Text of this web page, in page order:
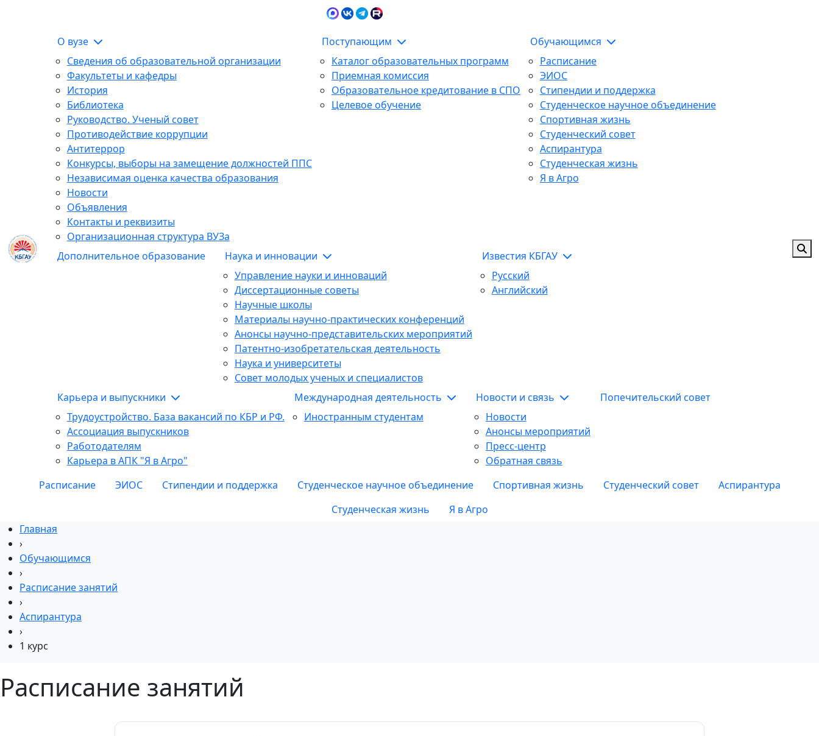
О вузе
Сведения об образовательной организации
Факультеты и кафедры
История
Библиотека
Руководство. Ученый совет
Противодействие коррупции
Антитеррор
Конкурсы, выборы на замещение должностей ППС
Независимая оценка качества образования
Новости
Объявления
Контакты и реквизиты
Организационная структура ВУЗа
Поступающим
Каталог образовательных программ
Приемная комиссия
Образовательное кредитование в СПО
Целевое обучение
Обучающимся
Расписание
ЭИОС
Стипендии и поддержка
Студенческое научное объединение
Спортивная жизнь
Студенческий совет
Аспирантура
Студенческая жизнь
Я в Агро
Дополнительное образование
Наука и инновации
Управление науки и инноваций
Диссертационные советы
Научные школы
Материалы научно-практических конференций
Анонсы научно-представительских мероприятий
Патентно-изобретательская деятельность
Наука и университеты
Совет молодых ученых и специалистов
Известия КБГАУ
Русский
Английский
Карьера и выпускники
Трудоустройство. База вакансий по КБР и РФ.
Ассоциация выпускников
Работодателям
Карьера в АПК "Я в Агро"
Международная деятельность
Иностранным студентам
Новости и связь
Новости
Анонсы мероприятий
Пресс-центр
Обратная связь
Попечительский совет
Расписание ЭИОС Стипендии и поддержка Студенческое научное объединение Спортивная жизнь Студенческий совет
Аспирантура
Студенческая жизнь
Я в Агро
Главная
›
Обучающимся
›
Расписание занятий
›
Аспирантура
›
1 курс
Расписание занятий